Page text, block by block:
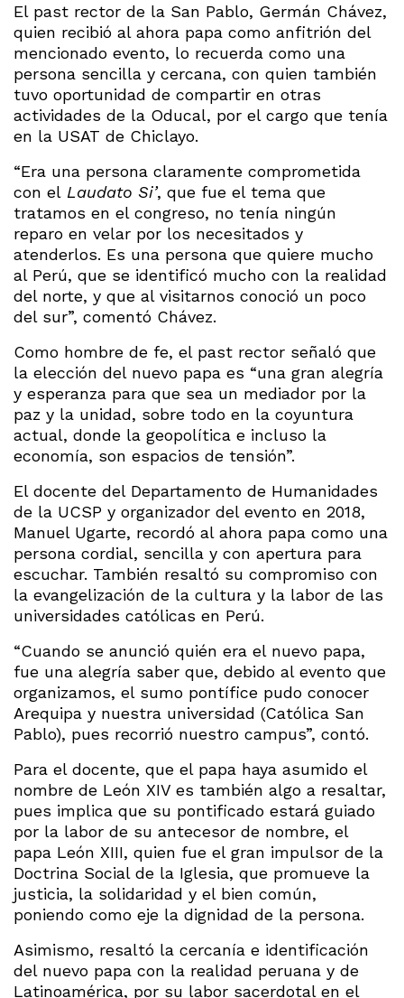
El past rector de la San Pablo, Germán Chávez,
quien recibió al ahora papa como anfitrión del
mencionado evento, lo recuerda como una
persona sencilla y cercana, con quien también
tuvo oportunidad de compartir en otras
actividades de la Oducal, por el cargo que tenía
en la USAT de Chiclayo.
“Era una persona claramente comprometida
con el Laudato Si’, que fue el tema que
tratamos en el congreso, no tenía ningún
reparo en velar por los necesitados y
atenderlos. Es una persona que quiere mucho
al Perú, que se identificó mucho con la realidad
del norte, y que al visitarnos conoció un poco
del sur”, comentó Chávez.
Como hombre de fe, el past rector señaló que
la elección del nuevo papa es “una gran alegría
y esperanza para que sea un mediador por la
paz y la unidad, sobre todo en la coyuntura
actual, donde la geopolítica e incluso la
economía, son espacios de tensión”.
El docente del Departamento de Humanidades
de la UCSP y organizador del evento en 2018,
Manuel Ugarte, recordó al ahora papa como una
persona cordial, sencilla y con apertura para
escuchar. También resaltó su compromiso con
la evangelización de la cultura y la labor de las
universidades católicas en Perú.
“Cuando se anunció quién era el nuevo papa,
fue una alegría saber que, debido al evento que
organizamos, el sumo pontífice pudo conocer
Arequipa y nuestra universidad (Católica San
Pablo), pues recorrió nuestro campus”, contó.
Para el docente, que el papa haya asumido el
nombre de León XIV es también algo a resaltar,
pues implica que su pontificado estará guiado
por la labor de su antecesor de nombre, el
papa León XIII, quien fue el gran impulsor de la
Doctrina Social de la Iglesia, que promueve la
justicia, la solidaridad y el bien común,
poniendo como eje la dignidad de la persona.
Asimismo, resaltó la cercanía e identificación
del nuevo papa con la realidad peruana y de
Latinoamérica, por su labor sacerdotal en el